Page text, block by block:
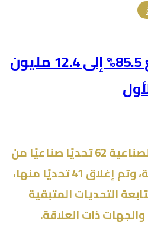
أرباح “بلدي” ترتفع 85.5% إلى 12.4 مليون
رصدت #اللجنةالوطنيةالصناعية 62 تحديًا صناعيًا من
مختلف مناطق المملكة، وتم إغلاق 41 تحديًا منها،
التحديات المتبقية
ذات العلاقة.